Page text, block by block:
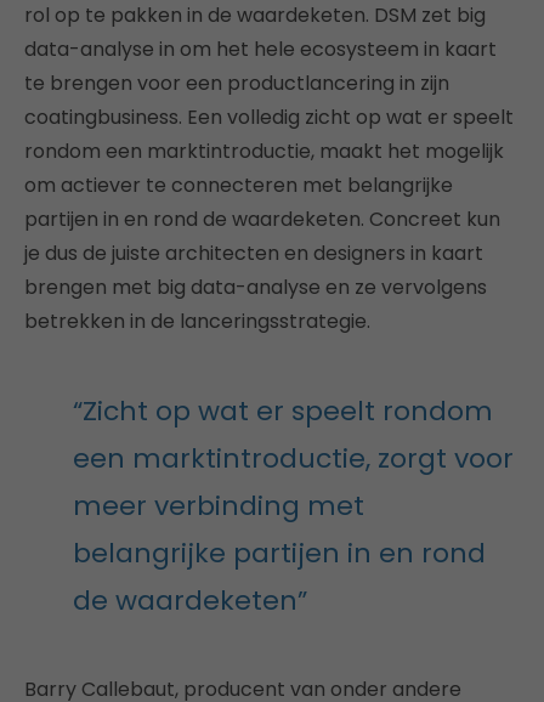
rol op te pakken in de waardeketen. DSM zet big
data-analyse in om het hele ecosysteem in kaart
te brengen voor een productlancering in zijn
coatingbusiness. Een volledig zicht op wat er speelt
rondom een marktintroductie, maakt het mogelijk
om actiever te connecteren met belangrijke
partijen in en rond de waardeketen. Concreet kun
je dus de juiste architecten en designers in kaart
brengen met big data-analyse en ze vervolgens
betrekken in de lanceringsstrategie.
“Zicht op wat er speelt rondom
een marktintroductie, zorgt voor
meer verbinding met
belangrijke partijen in en rond
de waardeketen”
Barry Callebaut, producent van onder andere